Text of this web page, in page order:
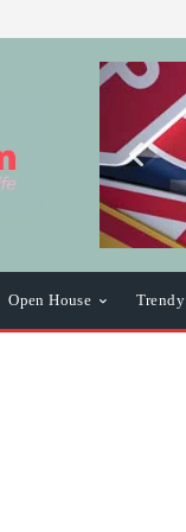
Open House Trendy